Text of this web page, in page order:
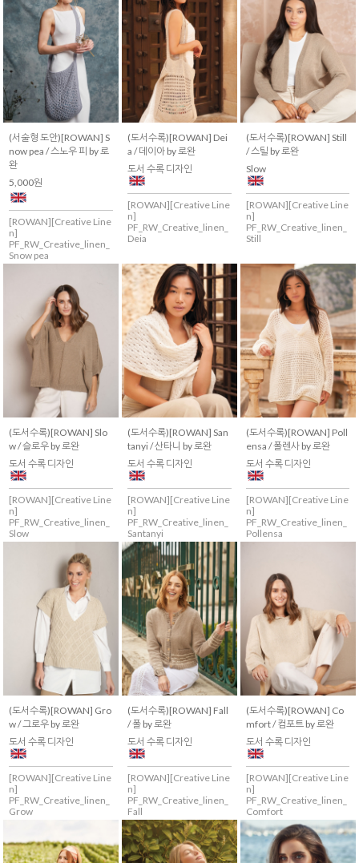
(서술형 도안)[ROWAN] S
now pea / 스노우 피 by 로
완
5,000원
[ROWAN][Creative Line
n]
PF_RW_Creative_linen_
Snow pea
(도서수록)[ROWAN] Dei
a / 데이아 by 로완
도서 수록 디자인
[ROWAN][Creative Line
n]
PF_RW_Creative_linen_
Deia
(도서수록)[ROWAN] Still
/ 스틸 by 로완
Slow
[ROWAN][Creative Line
n]
PF_RW_Creative_linen_
Still
(도서수록)[ROWAN] Slo
w / 슬로우 by 로완
도서 수록 디자인
[ROWAN][Creative Line
n]
PF_RW_Creative_linen_
Slow
(도서수록)[ROWAN] San
tanyi / 산타니 by 로완
도서 수록 디자인
[ROWAN][Creative Line
n]
PF_RW_Creative_linen_
Santanyi
(도서수록)[ROWAN] Poll
ensa / 폴렌사 by 로완
도서 수록 디자인
[ROWAN][Creative Line
n]
PF_RW_Creative_linen_
Pollensa
(도서수록)[ROWAN] Gro
w / 그로우 by 로완
도서 수록 디자인
[ROWAN][Creative Line
n]
PF_RW_Creative_linen_
Grow
(도서수록)[ROWAN] Fall
/ 폴 by 로완
도서 수록 디자인
[ROWAN][Creative Line
n]
PF_RW_Creative_linen_
Fall
(도서수록)[ROWAN] Co
mfort / 컴포트 by 로완
도서 수록 디자인
[ROWAN][Creative Line
n]
PF_RW_Creative_linen_
Comfort